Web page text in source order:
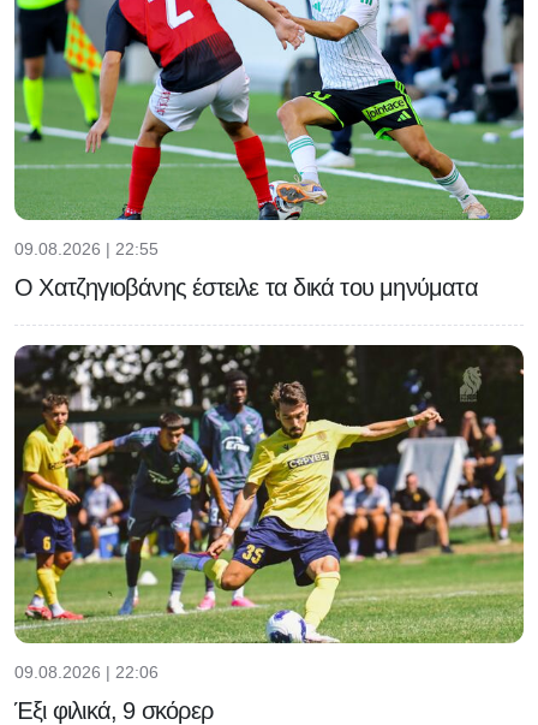
09.08.2026 | 22:55
Ο Χατζηγιοβάνης έστειλε τα δικά του μηνύματα
09.08.2026 | 22:06
Έξι φιλικά, 9 σκόρερ